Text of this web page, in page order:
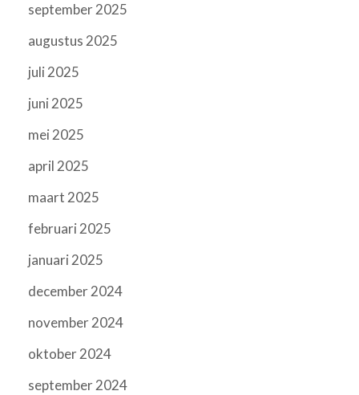
september 2025
augustus 2025
juli 2025
juni 2025
mei 2025
april 2025
maart 2025
februari 2025
januari 2025
december 2024
november 2024
oktober 2024
september 2024